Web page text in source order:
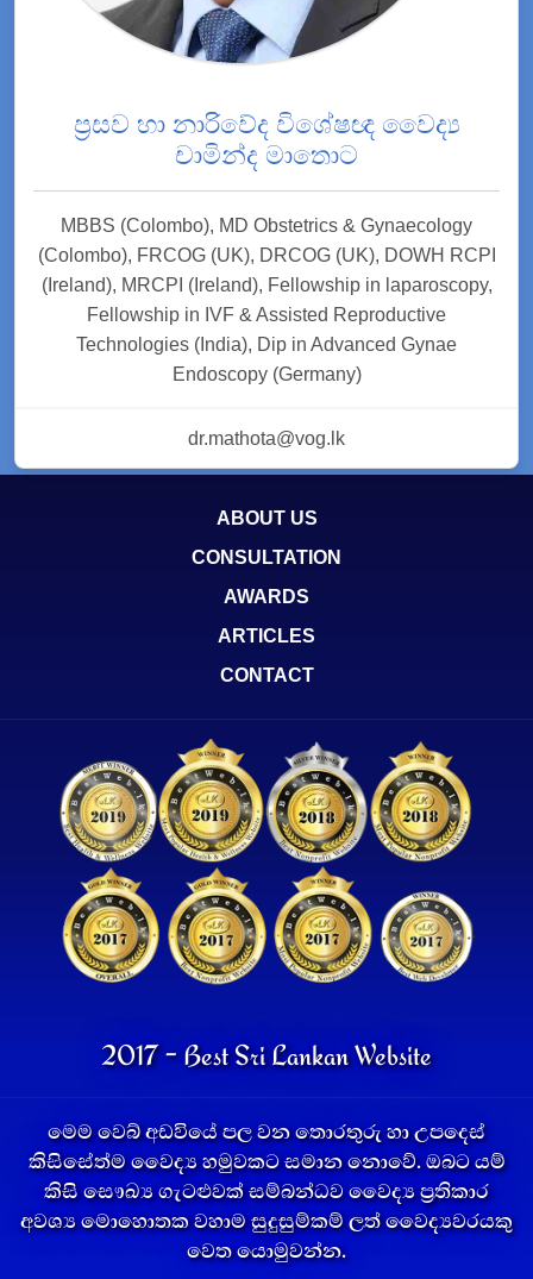
ප්‍රසව හා නාරිවේද විශේෂඥ වෛද්‍ය
චාමින්ද මාතොට
MBBS (Colombo), MD Obstetrics & Gynaecology
(Colombo), FRCOG (UK), DRCOG (UK), DOWH RCPI
(Ireland), MRCPI (Ireland), Fellowship in laparoscopy,
Fellowship in IVF & Assisted Reproductive
Technologies (India), Dip in Advanced Gynae
Endoscopy (Germany)
dr.mathota@vog.lk
ABOUT US
CONSULTATION
AWARDS
ARTICLES
CONTACT
2017 - Best Sri Lankan Website
මෙම වෙබ් අඩවියේ පල වන තොරතුරු හා උපදෙස්
කිසිසේත්ම වෛද්‍ය හමුවකට සමාන නොවේ. ඔබට යම්
කිසි සෞඛ්‍ය ගැටළුවක් සම්බන්ධව වෛද්‍ය ප්‍රතිකාර
අවශ්‍ය මොහොතක වහාම සුදුසුම්කම් ලත් වෛද්‍යවරයකු
වෙත යොමුවන්න.